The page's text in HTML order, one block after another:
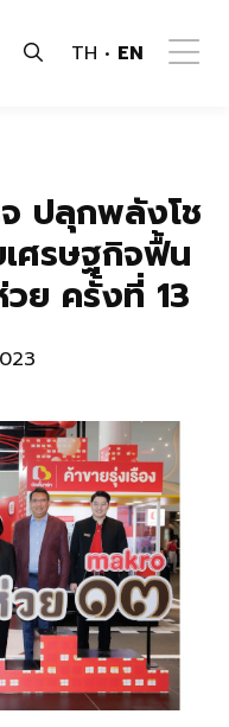
TH EN
ปลุกพลังโช
ศรษฐกิจฟื้น
ย ครั้งที่ 13